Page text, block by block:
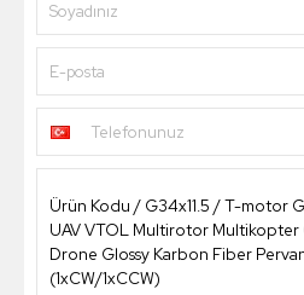
Soyadınız
E-posta
Telefonunuz